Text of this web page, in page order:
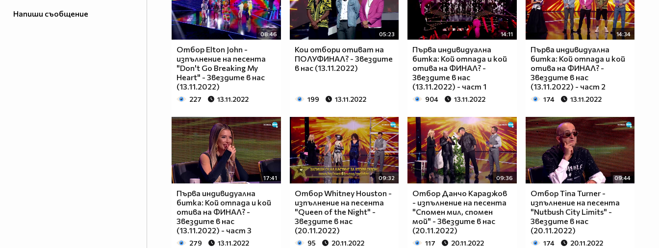
Напиши съобщение
продължат към следващия етап
08:46
Отбор Elton John -
изпълнение на песента
"Don't Go Breaking My
Heart" - Звездите в нас
(13.11.2022)
227 13.11.2022
05:23
Кои отбори отиват на
ПОЛУФИНАЛ? - Звездите
в нас (13.11.2022)
199 13.11.2022
14:11
Първа индивидуална
битка: Кой отпада и кой
отива на ФИНАЛ? -
Звездите в нас
(13.11.2022) - част 1
904 13.11.2022
14:34
Първа индивидуална
битка: Кой отпада и кой
отива на ФИНАЛ? -
Звездите в нас
(13.11.2022) - част 2
174 13.11.2022
17:41
Първа индивидуална
битка: Кой отпада и кой
отива на ФИНАЛ? -
Звездите в нас
(13.11.2022) - част 3
279 13.11.2022
09:32
Отбор Whitney Houston -
изпълнение на песента
"Queen of the Night" -
Звездите в нас
(20.11.2022)
95 20.11.2022
09:36
Отбор Данчо Караджов
- изпълнение на песента
"Спомен мил, спомен
мой" - Звездите в нас
(20.11.2022)
117 20.11.2022
09:44
Отбор Tina Turner -
изпълнение на песента
"Nutbush City Limits" -
Звездите в нас
(20.11.2022)
174 20.11.2022